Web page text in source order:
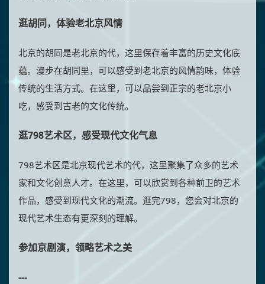
逛胡同，体验老北京风情
北京的胡同是老北京的代，这里保存着丰富的历史文化底
蕴。漫步在胡同里，可以感受到老北京的风情韵味，体验
传统的生活方式。在这里，可以品尝到正宗的老北京小
吃，感受到古老的文化传统。
逛798艺术区，感受现代文化气息
798艺术区是北京现代艺术的代，这里聚集了众多的艺术
家和文化创意人才。在这里，可以欣赏到各种前卫的艺术
作品，感受到现代文化的潮流。逛完798，您会对北京的
现代艺术生态有更深刻的理解。
参加京剧演，领略艺术之美
---